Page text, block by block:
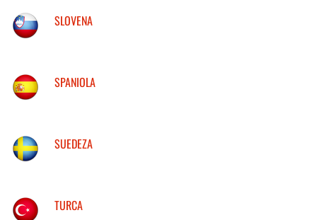
SLOVENA
SPANIOLA
SUEDEZA
TURCA